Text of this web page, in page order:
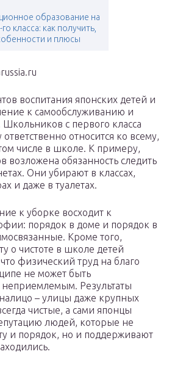
образование на
класса: как получить,
и плюсы
воспитания японских детей и
к самообслуживанию и
Школьников с первого класса
относится ко всему,
числе в школе. К примеру,
возложена обязанность следить
Они убирают в классах,
и даже в туалетах.
к уборке восходит к
порядок в доме и порядок в
Кроме того,
о чистоте в школе детей
физический труд на благо
не может быть
Результаты
– улицы даже крупных
чистые, а сами японцы
людей, которые не
и порядок, но и поддерживают